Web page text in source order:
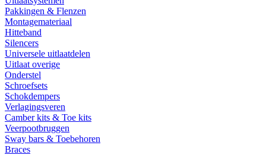
Pakkingen & Flenzen
Montagemateriaal
Hitteband
Silencers
Universele uitlaatdelen
Uitlaat overige
Onderstel
Schroefsets
Schokdempers
Verlagingsveren
Camber kits & Toe kits
Veerpootbruggen
Sway bars & Toebehoren
Braces